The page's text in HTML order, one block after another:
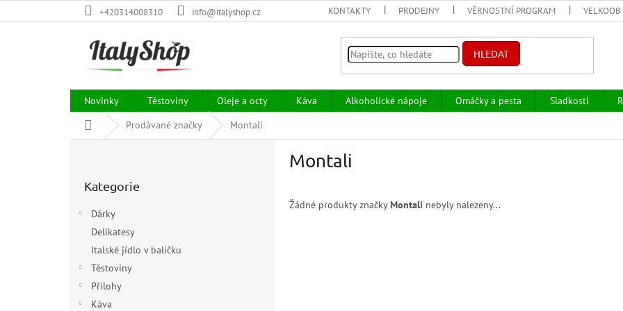
na
+420314008310 info@italyshop.cz KONTAKTY PRODEJNY VĚRNOSTNÍ PROGRAM
HLEDAT
Novinky Těstoviny Oleje a octy Káva Alkoholické nápoje Omáčky a pesta Sladkosti
Domů
Prodávané značky Montali
kategorie
Kategorie
Dárky
Delikatesy
Italské jídlo v balíčku
Těstoviny
Přílohy
Káva
Montali
Žádné produkty značkyMontali nebyly nalezeny...